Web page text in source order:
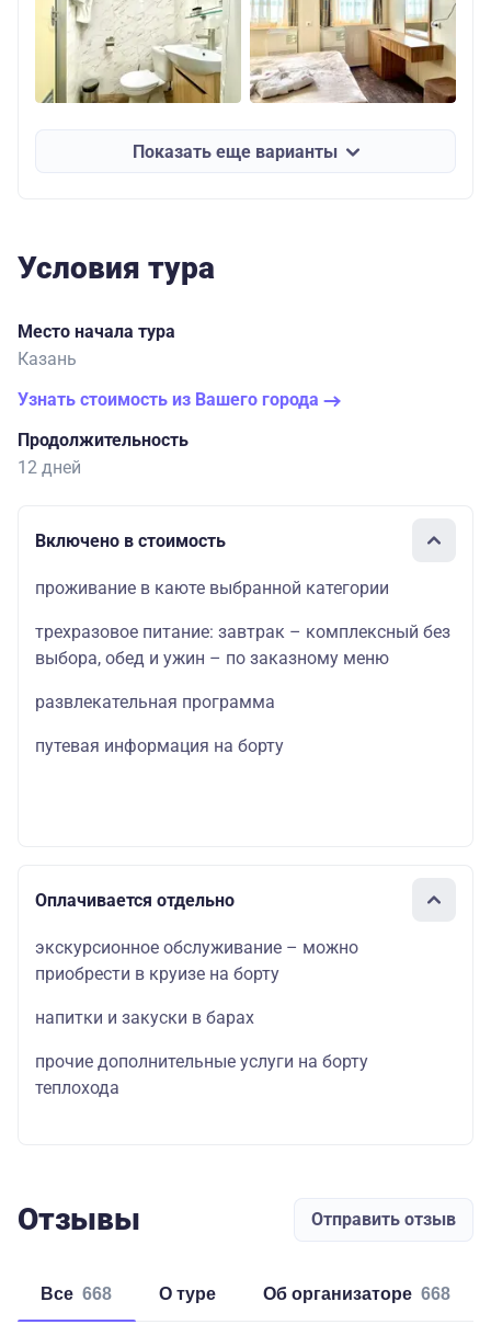
Показать еще варианты
Условия тура
Место начала тура
Казань
Узнать стоимость из Вашего города
Продолжительность
12 дней
Включено в стоимость
проживание в каюте выбранной категории
трехразовое питание: завтрак – комплексный без
выбора, обед и ужин – по заказному меню
развлекательная программа
путевая информация на борту
Оплачивается отдельно
экскурсионное обслуживание – можно
приобрести в круизе на борту
напитки и закуски в барах
прочие дополнительные услуги на борту
теплохода
Отзывы Отправить отзыв
Все 668 о туре об организаторе 668